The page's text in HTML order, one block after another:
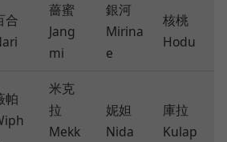
合
薔蜜
Jang
mi
銀河
Mirina
e
核桃
Hodu
帕
米克
拉
Mekk
妮妲
Nida
庫拉
Kulap